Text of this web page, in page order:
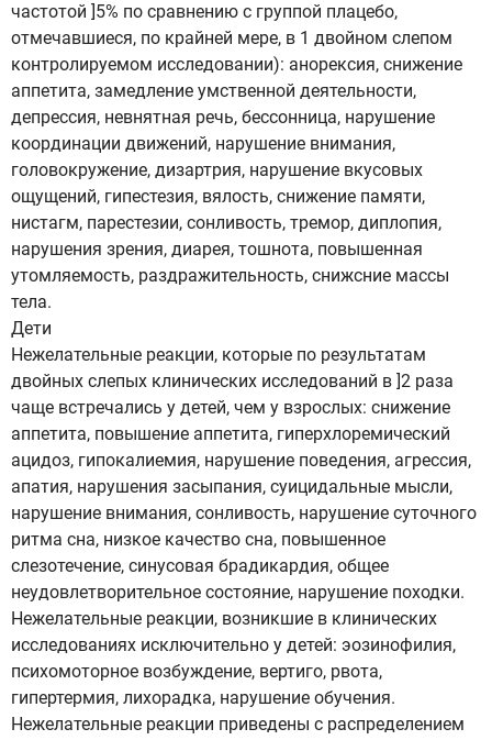
частотой ]5% по сравнению с группой плацебо,
отмечавшиеся, по крайней мере, в 1 двойном слепом
контролируемом исследовании): анорексия, снижение
аппетита, замедление умственной деятельности,
депрессия, невнятная речь, бессонница, нарушение
координации движений, нарушение внимания,
головокружение, дизартрия, нарушение вкусовых
ощущений, гипестезия, вялость, снижение памяти,
нистагм, парестезии, сонливость, тремор, диплопия,
нарушения зрения, диарея, тошнота, повышенная
утомляемость, раздражительность, снижсние массы
тела.
Дети
Нежелательные реакции, которые по результатам
двойных слепых клинических исследований в ]2 раза
чаще встречались у детей, чем у взрослых: снижение
аппетита, повышение аппетита, гиперхлоремический
ацидоз, гипокалиемия, нарушение поведения, агрессия,
апатия, нарушения засыпания, суицидальные мысли,
нарушение внимания, сонливость, нарушение суточного
ритма сна, низкое качество сна, повышенное
слезотечение, синусовая брадикардия, общее
неудовлетворительное состояние, нарушение походки.
Нежелательные реакции, возникшие в клинических
исследованиях исключительно у детей: эозинофилия,
психомоторное возбуждение, вертиго, рвота,
гипертермия, лихорадка, нарушение обучения.
Нежелательные реакции приведены с распределением